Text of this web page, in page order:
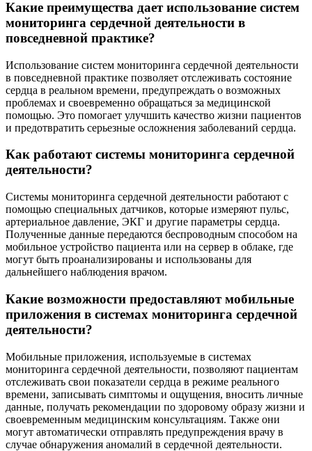
Какие преимущества дает использование систем
мониторинга сердечной деятельности в
повседневной практике?
Использование систем мониторинга сердечной деятельности
в повседневной практике позволяет отслеживать состояние
сердца в реальном времени, предупреждать о возможных
проблемах и своевременно обращаться за медицинской
помощью. Это помогает улучшить качество жизни пациентов
и предотвратить серьезные осложнения заболеваний сердца.
Как работают системы мониторинга сердечной
деятельности?
Системы мониторинга сердечной деятельности работают с
помощью специальных датчиков, которые измеряют пульс,
артериальное давление, ЭКГ и другие параметры сердца.
Полученные данные передаются беспроводным способом на
мобильное устройство пациента или на сервер в облаке, где
могут быть проанализированы и использованы для
дальнейшего наблюдения врачом.
Какие возможности предоставляют мобильные
приложения в системах мониторинга сердечной
деятельности?
Мобильные приложения, используемые в системах
мониторинга сердечной деятельности, позволяют пациентам
отслеживать свои показатели сердца в режиме реального
времени, записывать симптомы и ощущения, вносить личные
данные, получать рекомендации по здоровому образу жизни и
своевременным медицинским консультациям. Также они
могут автоматически отправлять предупреждения врачу в
случае обнаружения аномалий в сердечной деятельности.